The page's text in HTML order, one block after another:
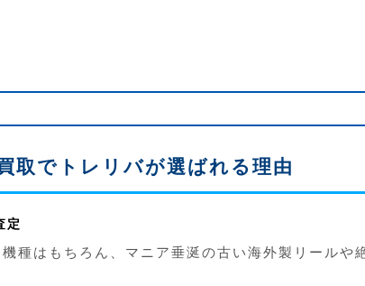
取でトレリバが選ばれる理由
定
種はもちろん、マニア垂涎の古い海外製リールや